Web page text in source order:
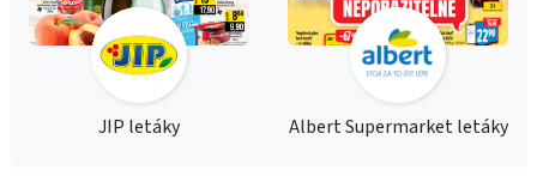
JIP letáky Albert Supermarket letáky